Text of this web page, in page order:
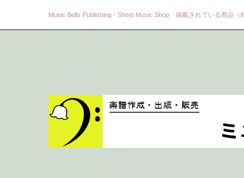
Music Bells Publishing - Sheet Music Shop 掲載されている商品（